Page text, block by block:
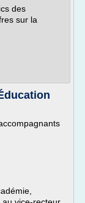
des
sur la